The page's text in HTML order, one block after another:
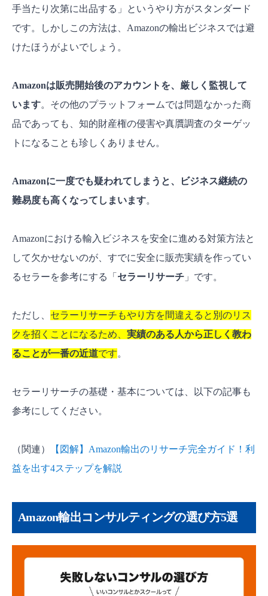
手当たり次第に出品する」というやり方がスタンダード
です。しかしこの方法は、Amazonの輸出ビジネスでは避
けたほうがよいでしょう。
Amazonは販売開始後のアカウントを、厳しく監視して
います。その他のプラットフォームでは問題なかった商
品であっても、知的財産権の侵害や真贋調査のターゲッ
トになることも珍しくありません。
Amazonに一度でも疑われてしまうと、ビジネス継続の
難易度も高くなってしまいます。
Amazonにおける輸入ビジネスを安全に進める対策方法と
して欠かせないのが、すでに安全に販売実績を作ってい
るセラーを参考にする「 セラーリサーチ 」です。
ただし、 セラーリサーチもやり方を間違えると別のリス
クを招くことになるため、 実績のある人から正しく教わ
ることが一番の近道です。
セラーリサーチの基礎・基本については、以下の記事も
参考にしてください。
（関連）
【図解】Amazon輸出のリサーチ完全ガイド！利
益を出す4ステップを解説
Amazon輸出コンサルティングの選び方5選